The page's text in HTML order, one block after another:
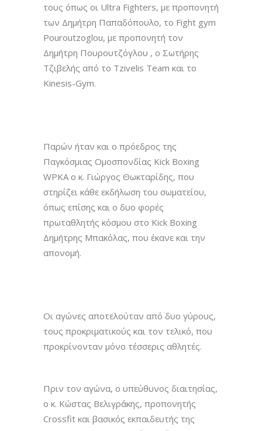
τους όπως οι Ultra Fighters, με προπονητή
των Δημήτρη Παπαδόπουλο, το Fight gym
Pouroutzoglou, με προπονητή τoν
Δημήτρη Πουρουτζόγλου , ο Σωτήρης
Τζιβελής από το Tzivelis Team και το
Kinesis-Gym.
Παρών ήταν και ο πρόεδρος της
Παγκόσμιας Ομοσπονδίας Kick Boxing
WPKA ο κ. Γιώργος Θωκταρίδης, που
στηρίζει κάθε εκδήλωση του σωματείου,
όπως επίσης και ο δυο φορές
πρωταθλητής κόσμου στο Kick Boxing
Δημήτρης Μπακόλας, που έκανε και την
απονομή.
Οι αγώνες αποτελούταν από δυο γύρους,
τους προκριματικούς και τον τελικό, που
προκρίνονταν μόνο τέσσερις αθλητές.
Πριν τoν αγώνα, ο υπεύθυνος διαιτησίας,
ο κ. Κώστας Βελιγράκης, προπονητής
Crossfit και βασικός εκπαιδευτής της